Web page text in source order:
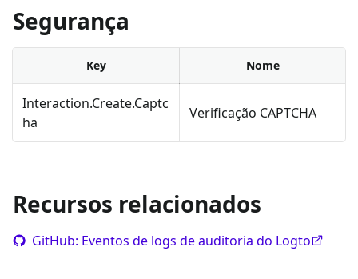
Segurança
Key Nome
Interaction.Create.Captc
ha
Verificação CAPTCHA
Recursos relacionados
GitHub: Eventos de logs de auditoria do Logto